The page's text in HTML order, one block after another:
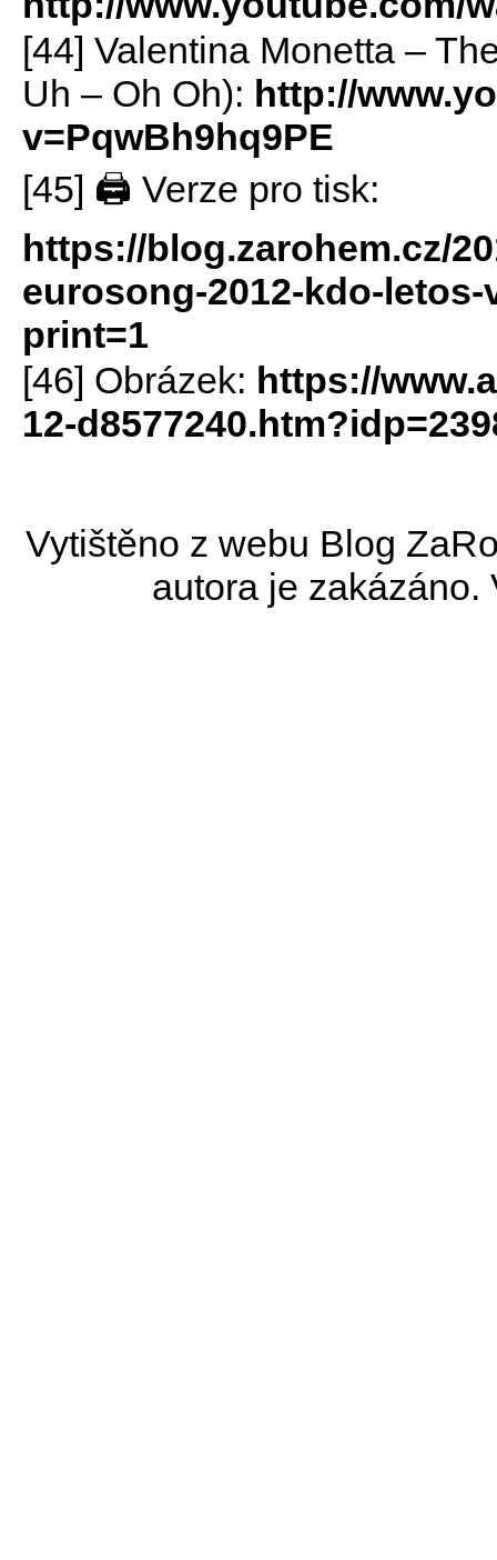
[44] Valentina Monetta –
Uh – Oh Oh): http://
v=PqwBh9hq9PE
[45] 🖨 Verze pro tisk:
https://blog.zarohem.cz/
eurosong-2012-kdo-
print=1
[46] Obrázek: https://
12-
Vytištěno z webu Blog
autora je zakázáno.